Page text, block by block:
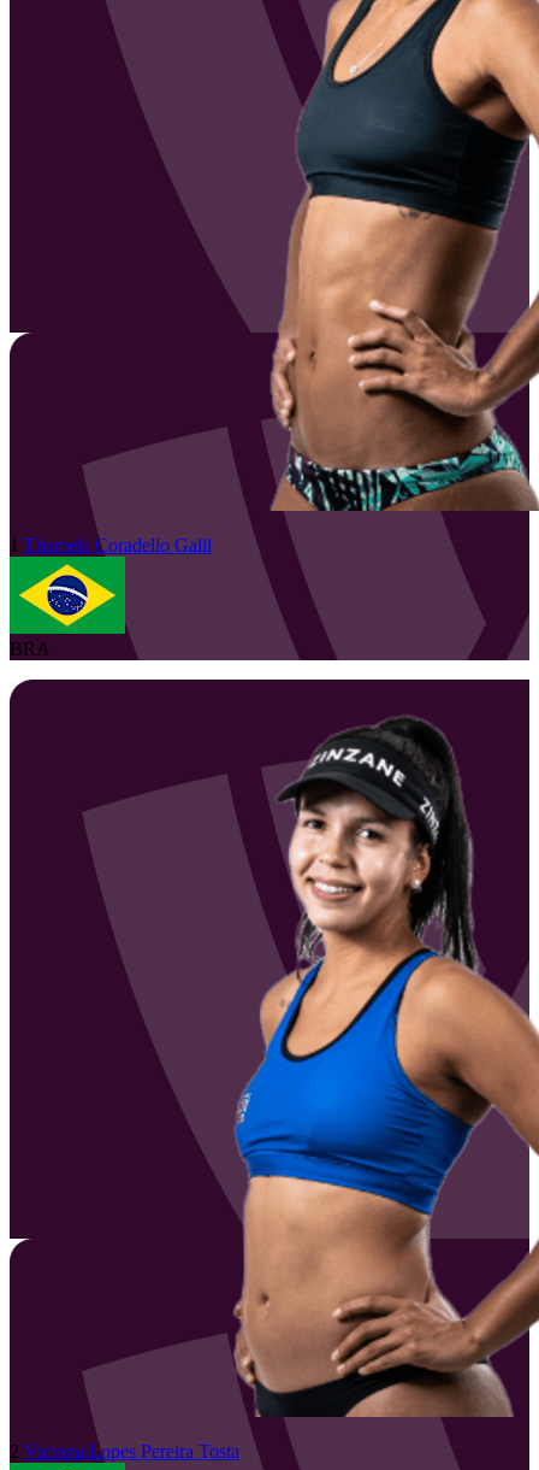
1 Thamela Coradello Galil
BRA
2 Victoria Lopes Pereira Tosta